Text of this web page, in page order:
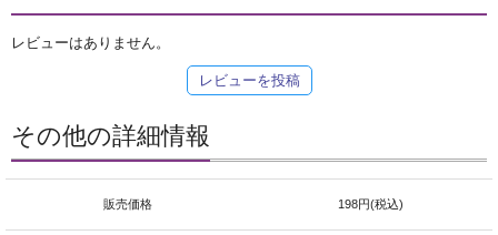
レビューはありません。
レビューを投稿
その他の詳細情報
販売価格 198円(税込)